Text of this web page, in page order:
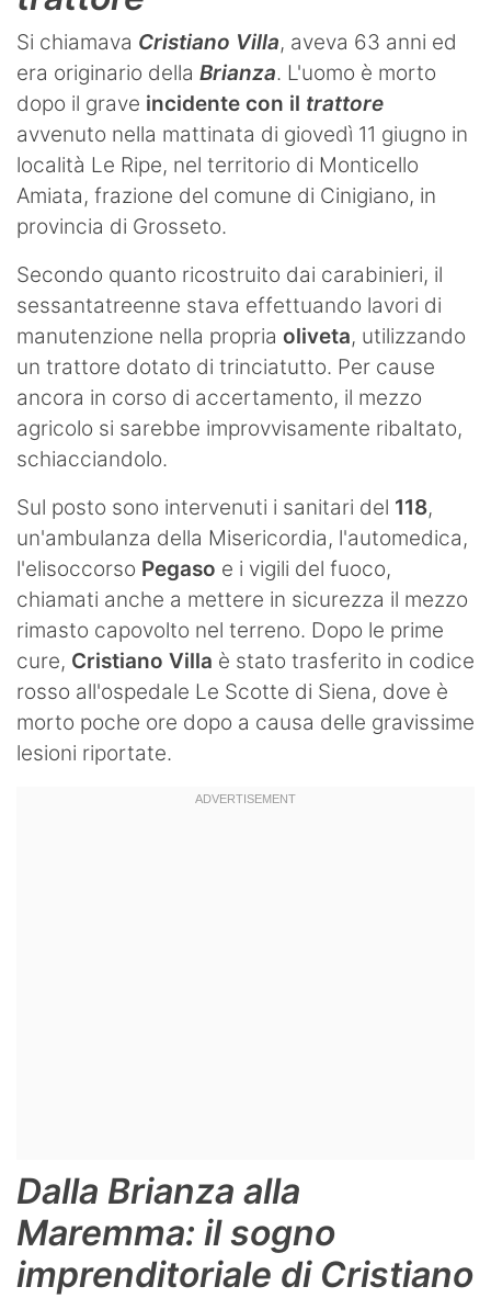
Si chiamava Cristiano Villa, aveva 63 anni ed
era originario della Brianza. L'uomo è morto
dopo il grave incidente con il trattore
avvenuto nella mattinata di giovedì 11 giugno in
località Le Ripe, nel territorio di Monticello
Amiata, frazione del comune di Cinigiano, in
provincia di Grosseto.
Secondo quanto ricostruito dai carabinieri, il
sessantatreenne stava effettuando lavori di
manutenzione nella propria oliveta, utilizzando
un trattore dotato di trinciatutto. Per cause
ancora in corso di accertamento, il mezzo
agricolo si sarebbe improvvisamente ribaltato,
schiacciandolo.
Sul posto sono intervenuti i sanitari del 118,
un'ambulanza della Misericordia, l'automedica,
l'elisoccorso Pegaso e i vigili del fuoco,
chiamati anche a mettere in sicurezza il mezzo
rimasto capovolto nel terreno. Dopo le prime
cure, Cristiano Villa è stato trasferito in codice
rosso all'ospedale Le Scotte di Siena, dove è
morto poche ore dopo a causa delle gravissime
lesioni riportate.
Dalla Brianza alla
Maremma: il sogno
imprenditoriale di Cristiano